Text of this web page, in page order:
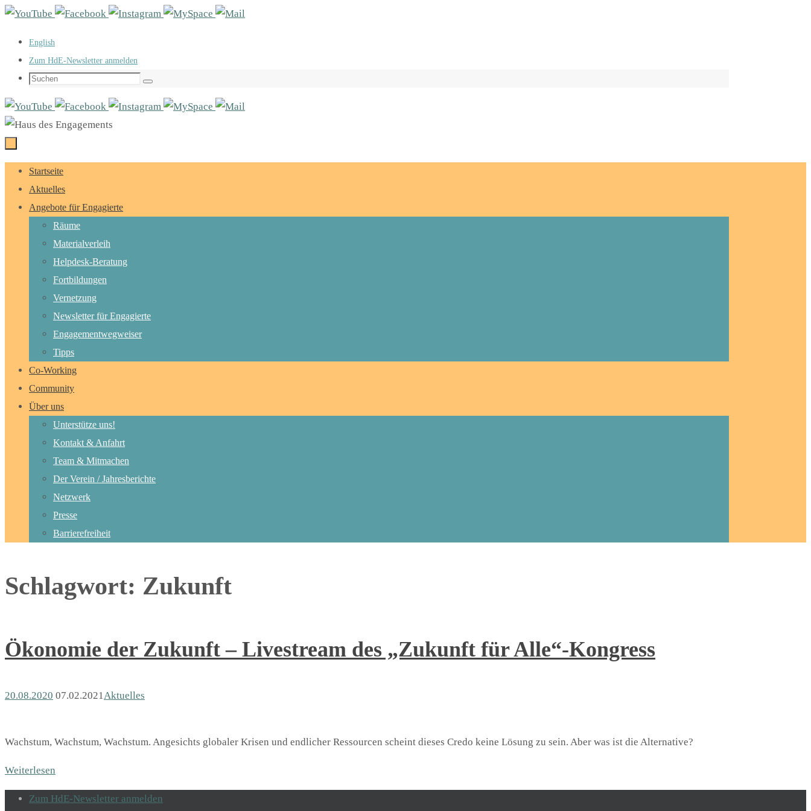
Zum
springen
English
Zum HdE-Newsletter anmelden
Suchen
Suchen
Zum
Inhalt
springen
Startseite
Aktuelles
Angebote für Engagierte
Räume
Materialverleih
Helpdesk-Beratung
Fortbildungen
Vernetzung
Newsletter für Engagierte
Engagementwegweiser
Tipps
Co-Working
Community
Über uns
Unterstütze uns!
Kontakt & Anfahrt
Team & Mitmachen
Der Verein / Jahresberichte
Netzwerk
Presse
Barrierefreiheit
Schlagwort: Zukunft
Ökonomie der Zukunft – Livestream des „Zukunft für Alle“-Kongress
20.08.2020 07.02.2021 Aktuelles
Wachstum, Wachstum, Wachstum. Angesichts globaler Krisen und endlicher Ressourcen scheint dieses Credo keine Lösung zu sein. Aber was ist die Alternative?
Weiterlesen
Zum HdE-Newsletter anmelden